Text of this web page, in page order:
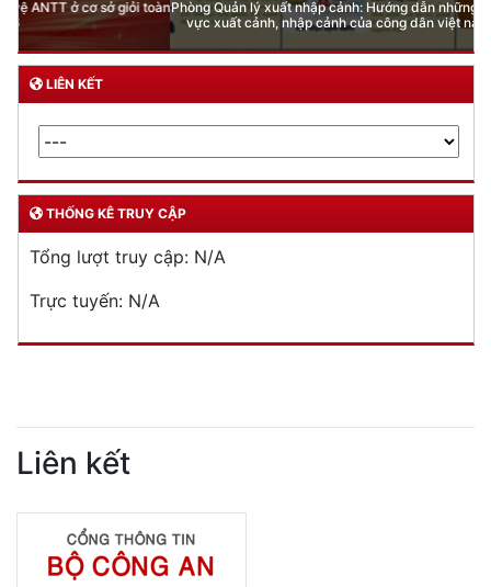
DỊCH VỤ CÔNG
Đăng ký, quản lý cư trú
Đăng ký, quản lý phương tiện giao thông cơ giới